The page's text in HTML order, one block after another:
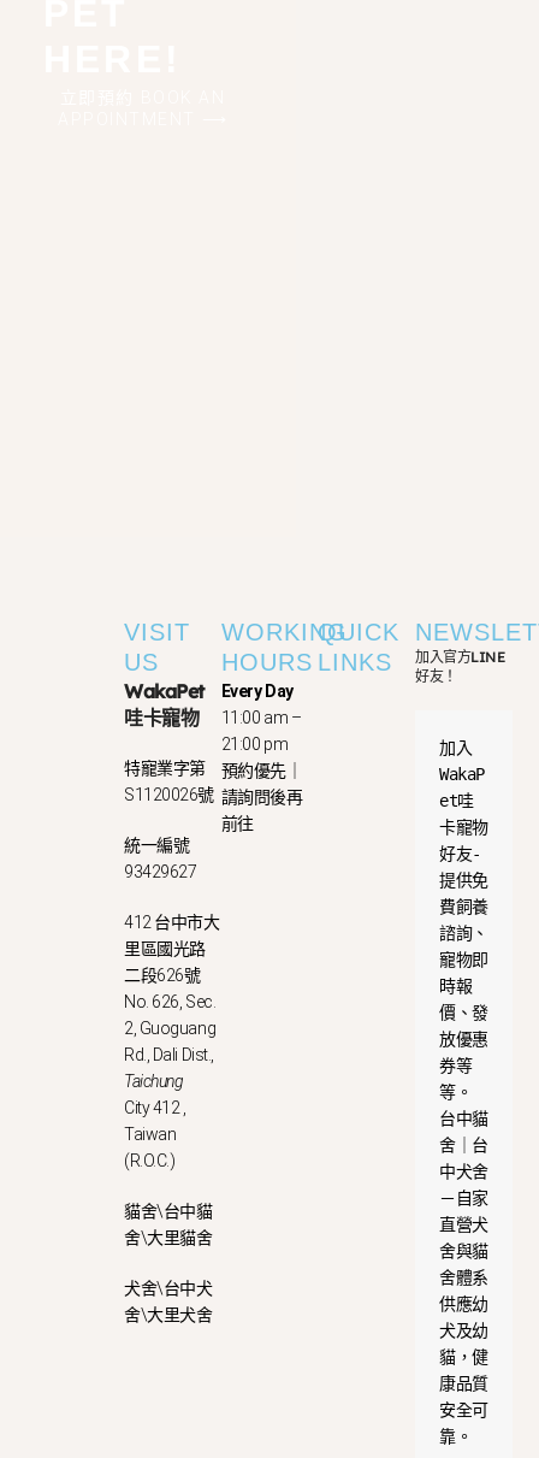
VISIT
US
WakaPet
哇卡寵物
特寵業字第
S1120026號
統一編號
93429627
412 台中市大
里區國光路
二段626號
No. 626, Sec.
2, Guoguang
Rd., Dali Dist.,
Taichung
City 412 ,
Taiwan
(R.O.C.)
貓舍\台中貓
舍\大里貓舍
犬舍\台中犬
舍\大里犬舍
WORKING
HOURS
Every Day
11:00 am –
21:00 pm
預約優先｜
請詢問後再
前往
QUICK
LINKS
加入官方LINE
好友！
加入
WakaP
et哇
卡寵物
好友-
提供免
費飼養
諮詢、
寵物即
時報
價、發
放優惠
券等
等。
台中貓
舍｜台
中犬舍
－自家
直營犬
舍與貓
舍體系
供應幼
犬及幼
貓，健
康品質
安全可
靠。